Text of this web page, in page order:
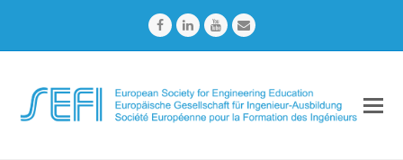
FacebookLinkedInYoutubeEmail